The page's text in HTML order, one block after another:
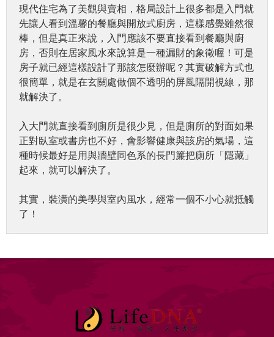
現代住宅為了美觀與賣相，格局設計上很多都是入門就
先讓人看到溫馨的餐廳與開放式廚房，這樣感覺雖然很
棒，但是真正來說，入門應該不要直接看到餐廳與廚
房，否則在居家風水來說算是一種漏財的象徵喔！可是
房子就已經這樣設計了那該怎麼辦呢？其實破解方式也
很簡單，就是在玄關處做個不透明的屏風隔開視線，那
就解決了。
入大門就直接看到廁所是很少見，但是廁所的對面如果
正對臥室或書房也不好，會影響健康與該房的氣場，這
種時候最好是用與牆壁同色系的長門簾把廁所「隱藏」
起來，就可以解決了。
其實，裝潢的美學與室內風水，經常一個不小心就抵觸
了！